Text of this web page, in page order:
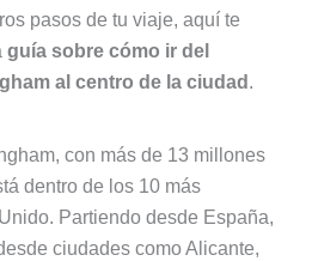
pasos de tu viaje, aquí te
guía sobre cómo ir del
al centro de la ciudad .
con más de 13 millones
dentro de los 10 más
Partiendo desde España,
ciudades como Alicante,